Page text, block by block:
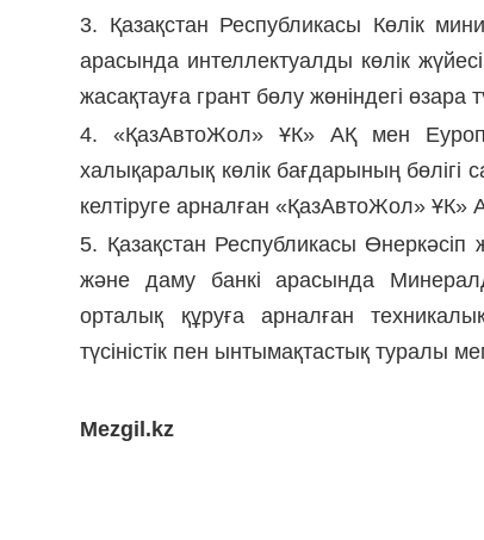
3. Қазақстан Республикасы Көлік
арасында интеллектуалды көлік
жасақтауға грант бөлу жөніндегі өзара
4. «ҚазАвтоЖол» ҰК» АҚ мен
халықаралық көлік бағдарының бөлігі
келтіруге арналған «ҚазАвтоЖол»
5. Қазақстан Республикасы
және даму банкі арасында
орталық құруға арналған
түсіністік пен ынтымақтастық туралы
Mezgil.kz